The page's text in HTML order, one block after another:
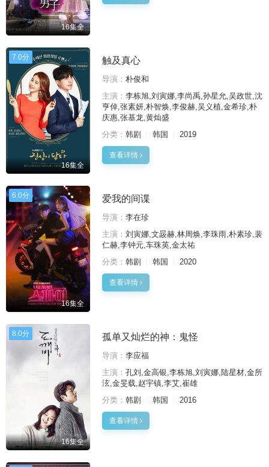
16集全
7.0分
16集全
触及真心
导演： 朴俊和
主演： 李栋旭,刘寅娜,李尚禹,孙星允,吴政世,沈
亨倬,张素妍,朴智焕,李俊赫,吴义植,金希珍,朴
庆惠,张基龙,黄灿盛
分类： 韩剧 韩国 2019
查看详情
6.0分
16集全
爱我的间谍
导演： 李在珍
主演： 刘寅娜,文晸赫,林周焕,李珠雨,朴素珍,裴
仁赫,李钟元,车珠英,金太祐
分类： 韩剧 韩国 2020
查看详情
8.0分
16集全
孤单又灿烂的神：鬼怪
导演： 李应福
主演： 孔刘,金高银,李栋旭,刘寅娜,陆星材,金所
泫,金旻载,赵宇镇,李艾,崔雄
分类： 韩剧 韩国 2016
查看详情